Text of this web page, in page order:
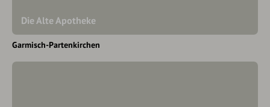
Die Alte Apotheke
Garmisch-Partenkirchen